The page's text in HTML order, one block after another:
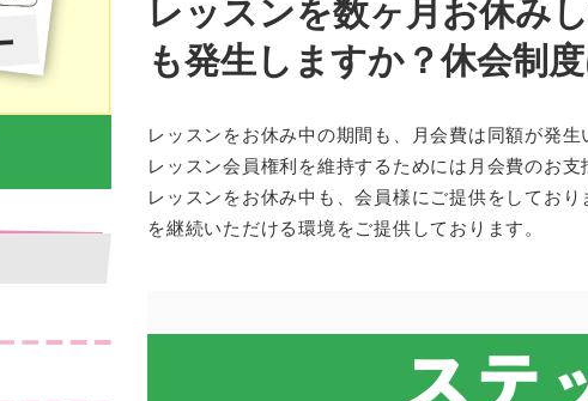
も発生しますか？休会制
レッスンをお休み中の期間も、月会費は同額が発生
レッスン会員権利を維持するためには月会費のお支
レッスンをお休み中も、会員様にご提供をしてお
を継続いただける環境をご提供しております。